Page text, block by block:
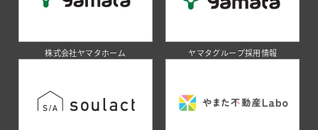
株式会社ヤマタホーム ヤマタグループ採用情報